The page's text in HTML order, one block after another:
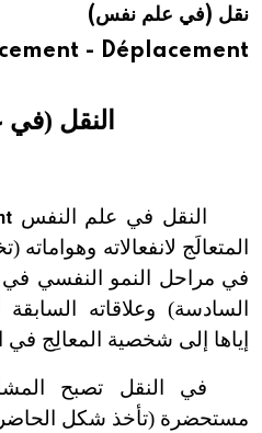
هيئة الموسوعة العربية تطلق
نقل (في علم نفس)
- Déplacement
النقل
النقل في علم النفس
المتعالَج لانفعالاته
في مراحل النمو النفسي في
السادسة) وعلاقاته
إياها إلى شخصية المعالِج في
في النقل تصبح
مستحضرة (تأخذ شكل الحاضر